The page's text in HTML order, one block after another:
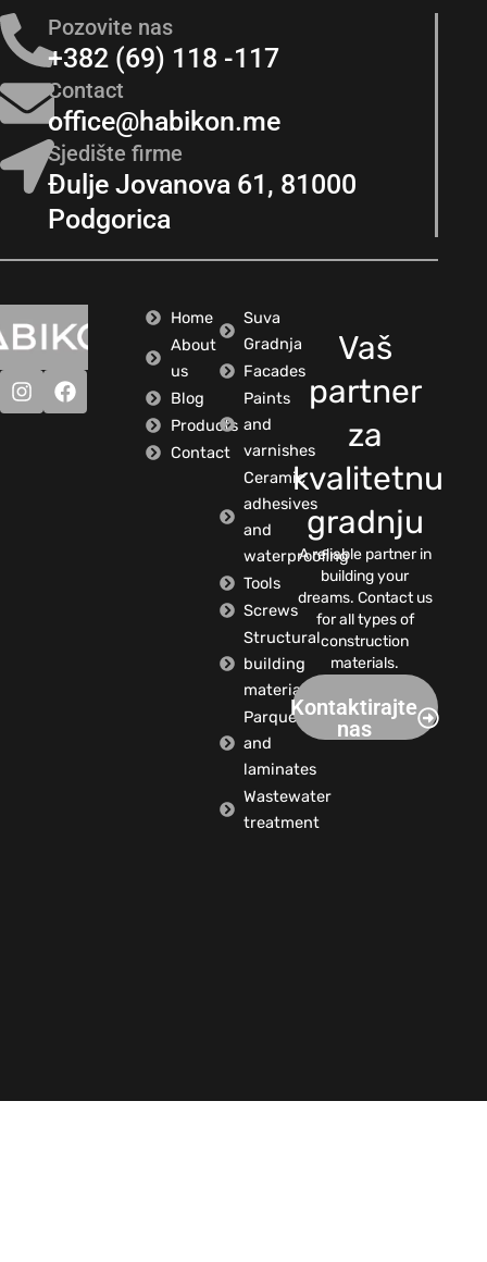
Pozovite nas
+382 (69) 118 -117
Contact
office@habikon.me
Sjedište firme
Đulje Jovanova 61, 81000
Podgorica
Home
About
us
Blog
Products
Contact
Suva
Gradnja
Facades
Paints
and
varnishes
Ceramic
adhesives
and
waterproofing
Tools
Screws
Structural
building
materials
Parquets
and
laminates
Wastewater
treatment
Vaš
partner
za
kvalitetnu
gradnju
A reliable partner in
building your
dreams. Contact us
for all types of
construction
materials.
Kontaktirajte
nas